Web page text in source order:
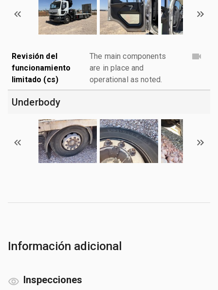
Revisión del
funcionamiento
limitado (cs)
The main components
are in place and
operational as noted.
Underbody
Información adicional
Inspecciones